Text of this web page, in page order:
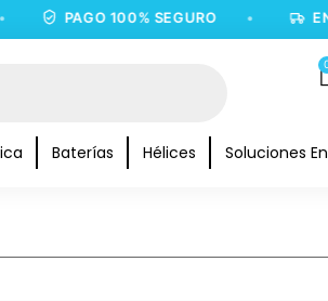
PAGO 100% SEGURO •
Baterías Hélices Soluciones